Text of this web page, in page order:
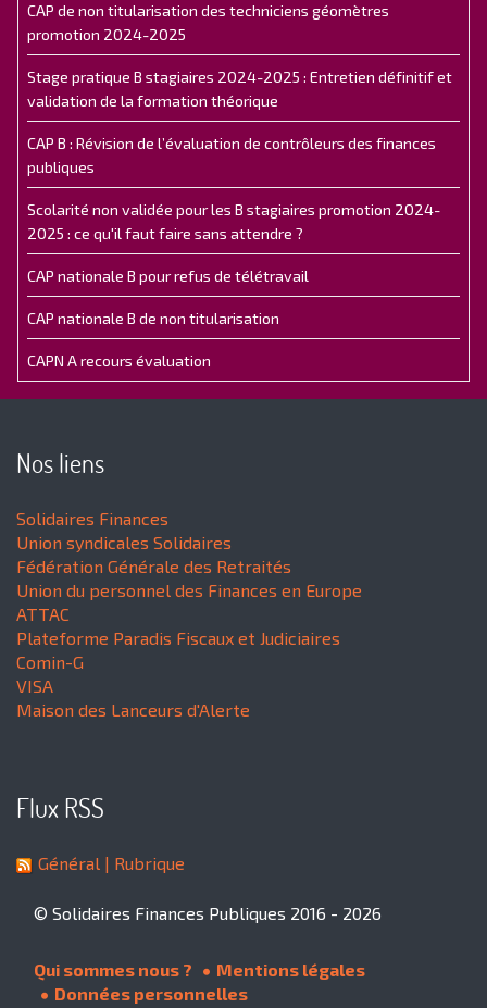
CAP de non titularisation des techniciens géomètres
promotion 2024-2025
Stage pratique B stagiaires 2024-2025 : Entretien définitif et
validation de la formation théorique
CAP B : Révision de l’évaluation de contrôleurs des finances
publiques
Scolarité non validée pour les B stagiaires promotion 2024-
2025 : ce qu'il faut faire sans attendre ?
CAP nationale B pour refus de télétravail
CAP nationale B de non titularisation
CAPN A recours évaluation
Nos liens
Solidaires Finances
Union syndicales Solidaires
Fédération Générale des Retraités
Union du personnel des Finances en Europe
ATTAC
Plateforme Paradis Fiscaux et Judiciaires
Comin-G
VISA
Maison des Lanceurs d'Alerte
Flux RSS
Général | Rubrique
© Solidaires Finances Publiques 2016 - 2026
Qui sommes nous ?
Mentions légales
Données personnelles